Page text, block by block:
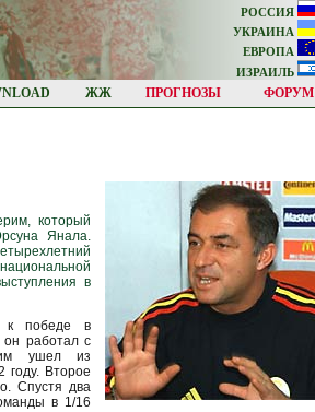
РОССИЯ
УКРАИНА
ЕВРОПА
ИЗРАИЛЬ
ЖЖ ПРОГНОЗЫ ФОРУМ
который
Янала.
в
к победе в
работал с
ушел из
году. Второе
Спустя два
в 1/16